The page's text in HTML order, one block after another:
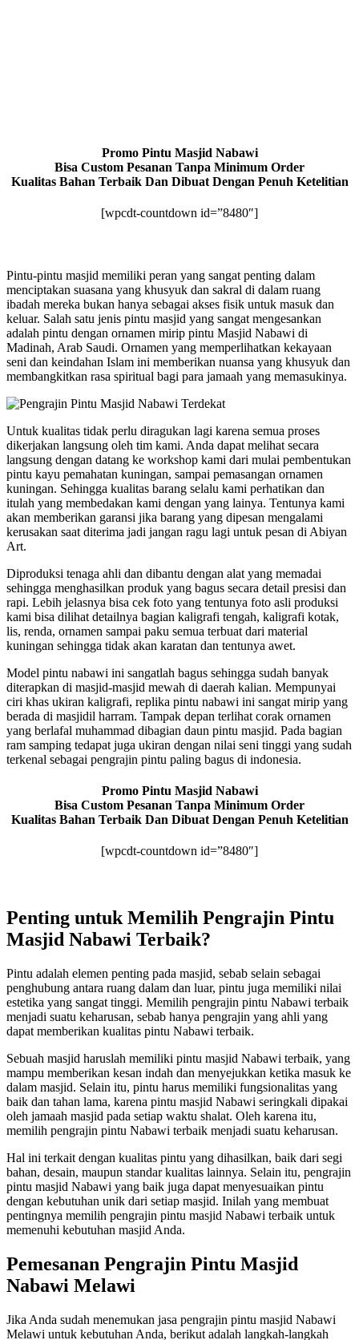
Promo Pintu Masjid Nabawi
Bisa Custom Pesanan Tanpa Minimum Order
Kualitas Bahan Terbaik Dan Dibuat Dengan Penuh Ketelitian
[wpcdt-countdown id=”8480″]
Pintu-pintu masjid memiliki peran yang sangat penting dalam
menciptakan suasana yang khusyuk dan sakral di dalam ruang
ibadah mereka bukan hanya sebagai akses fisik untuk masuk dan
keluar. Salah satu jenis pintu masjid yang sangat mengesankan
adalah pintu dengan ornamen mirip pintu Masjid Nabawi di
Madinah, Arab Saudi. Ornamen yang memperlihatkan kekayaan
seni dan keindahan Islam ini memberikan nuansa yang khusyuk dan
membangkitkan rasa spiritual bagi para jamaah yang memasukinya.
Untuk kualitas tidak perlu diragukan lagi karena semua proses
dikerjakan langsung oleh tim kami. Anda dapat melihat secara
langsung dengan datang ke workshop kami dari mulai pembentukan
pintu kayu pemahatan kuningan, sampai pemasangan ornamen
kuningan. Sehingga kualitas barang selalu kami perhatikan dan
itulah yang membedakan kami dengan yang lainya. Tentunya kami
akan memberikan garansi jika barang yang dipesan mengalami
kerusakan saat diterima jadi jangan ragu lagi untuk pesan di Abiyan
Art.
Diproduksi tenaga ahli dan dibantu dengan alat yang memadai
sehingga menghasilkan produk yang bagus secara detail presisi dan
rapi. Lebih jelasnya bisa cek foto yang tentunya foto asli produksi
kami bisa dilihat detailnya bagian kaligrafi tengah, kaligrafi kotak,
lis, renda, ornamen sampai paku semua terbuat dari material
kuningan sehingga tidak akan karatan dan tentunya awet.
Model pintu nabawi ini sangatlah bagus sehingga sudah banyak
diterapkan di masjid-masjid mewah di daerah kalian. Mempunyai
ciri khas ukiran kaligrafi, replika pintu nabawi ini sangat mirip yang
berada di masjidil harram. Tampak depan terlihat corak ornamen
yang berlafal muhammad dibagian daun pintu masjid. Pada bagian
ram samping tedapat juga ukiran dengan nilai seni tinggi yang sudah
terkenal sebagai pengrajin pintu paling bagus di indonesia.
Promo Pintu Masjid Nabawi
Bisa Custom Pesanan Tanpa Minimum Order
Kualitas Bahan Terbaik Dan Dibuat Dengan Penuh Ketelitian
[wpcdt-countdown id=”8480″]
Penting untuk Memilih Pengrajin Pintu
Masjid Nabawi Terbaik?
Pintu adalah elemen penting pada masjid, sebab selain sebagai
penghubung antara ruang dalam dan luar, pintu juga memiliki nilai
estetika yang sangat tinggi. Memilih pengrajin pintu Nabawi terbaik
menjadi suatu keharusan, sebab hanya pengrajin yang ahli yang
dapat memberikan kualitas pintu Nabawi terbaik.
Sebuah masjid haruslah memiliki pintu masjid Nabawi terbaik, yang
mampu memberikan kesan indah dan menyejukkan ketika masuk ke
dalam masjid. Selain itu, pintu harus memiliki fungsionalitas yang
baik dan tahan lama, karena pintu masjid Nabawi seringkali dipakai
oleh jamaah masjid pada setiap waktu shalat. Oleh karena itu,
memilih pengrajin pintu Nabawi terbaik menjadi suatu keharusan.
Hal ini terkait dengan kualitas pintu yang dihasilkan, baik dari segi
bahan, desain, maupun standar kualitas lainnya. Selain itu, pengrajin
pintu masjid Nabawi yang baik juga dapat menyesuaikan pintu
dengan kebutuhan unik dari setiap masjid. Inilah yang membuat
pentingnya memilih pengrajin pintu masjid Nabawi terbaik untuk
memenuhi kebutuhan masjid Anda.
Pemesanan Pengrajin Pintu Masjid
Nabawi Melawi
Jika Anda sudah menemukan jasa pengrajin pintu masjid Nabawi
Melawi untuk kebutuhan Anda, berikut adalah langkah-langkah